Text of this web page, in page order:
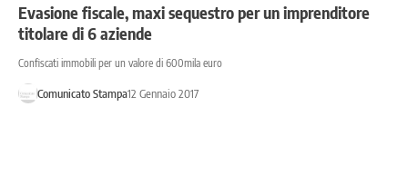
Evasione fiscale, maxi sequestro per un imprenditore
titolare di 6 aziende
Confiscati immobili per un valore di 600mila euro
Comunicato Stampa12 Gennaio 2017